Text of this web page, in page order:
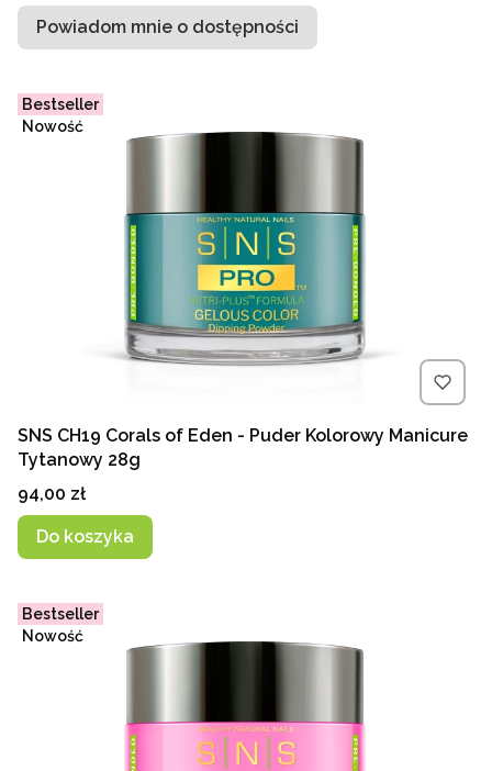
Powiadom mnie o dostępności
Bestseller
Nowość
SNS CH19 Corals of Eden - Puder Kolorowy Manicure
Tytanowy 28g
Cena
94,00 zł
Do koszyka
Bestseller
Nowość